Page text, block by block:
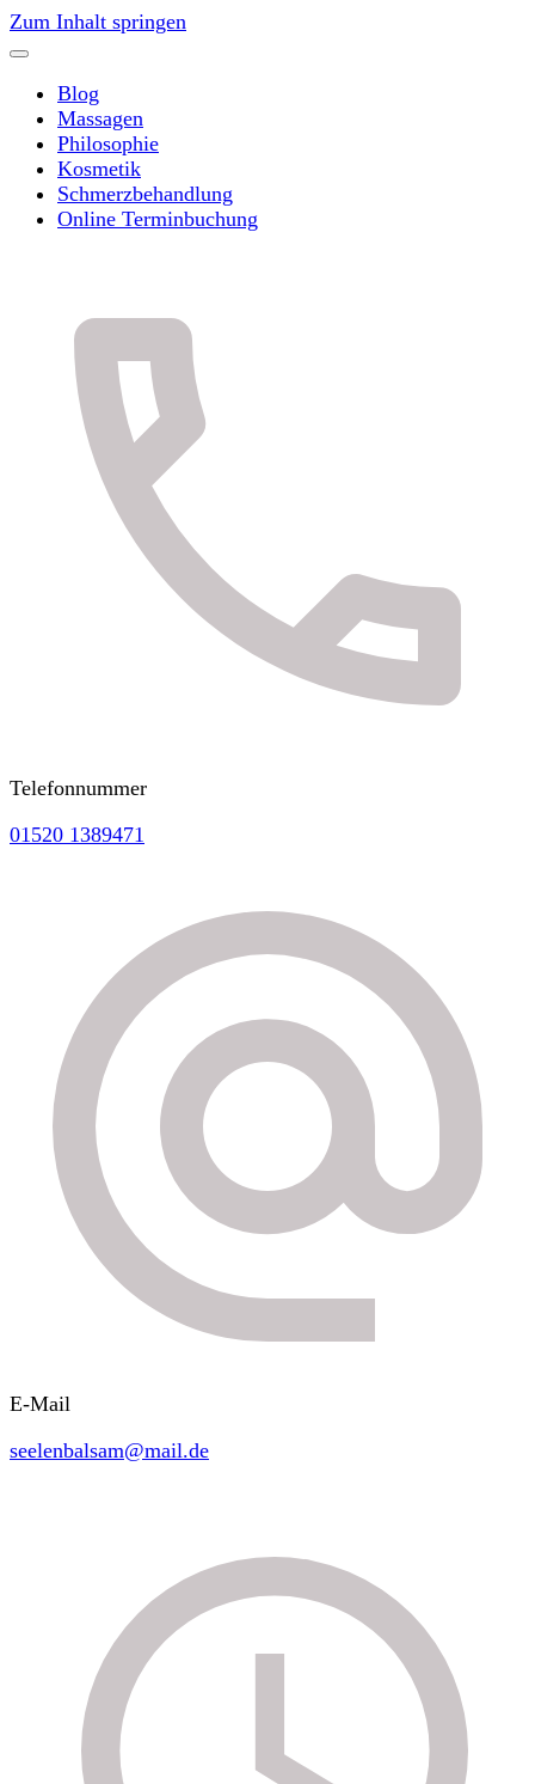
Zum Inhalt springen
Blog
Massagen
Philosophie
Kosmetik
Schmerzbehandlung
Online Terminbuchung
Telefonnummer
01520 1389471
E-Mail
seelenbalsam@mail.de